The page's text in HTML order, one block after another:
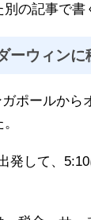
の記事で書
ーウィンに
ポールから
発して、